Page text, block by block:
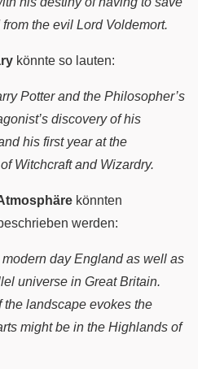
the evil Lord Voldemort.
könnte so lauten:
Potter and the Philosopher’s
discovery of his
his first year at the
Witchcraft and Wizardry.
könnten
werden:
day England as well as
universe in Great Britain.
the landscape evokes the
might be in the Highlands of